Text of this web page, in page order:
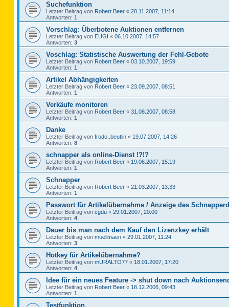
Suchefunktion
Letzter Beitrag von Robert Beer « 20.11.2007, 11:14
Antworten: 1
Vorschlag: Überbotene Auktionen entfernen
Letzter Beitrag von EUGI « 06.10.2007, 14:57
Antworten: 3
Voschlag: Statistische Auswertung der Fehl-Gebote
Letzter Beitrag von Robert Beer « 03.10.2007, 19:59
Antworten: 1
Artikel Abhängigkeiten
Letzter Beitrag von Robert Beer « 23.09.2007, 08:51
Antworten: 1
Verkäufe monitoren
Letzter Beitrag von Robert Beer « 31.08.2007, 08:58
Antworten: 1
Danke
Letzter Beitrag von frodo..beutlin « 19.07.2007, 14:26
Antworten: 8
schnapper als online-Dienst !?!?
Letzter Beitrag von Robert Beer « 19.06.2007, 15:19
Antworten: 1
Schnapper
Letzter Beitrag von Robert Beer « 21.03.2007, 13:33
Antworten: 1
Passwort für Artikelübernahme / Anzeige des
Letzter Beitrag von cgdu « 29.01.2007, 20:00
Antworten: 4
Dauer bis man nach dem Kauf den Lizenzkey erhält
Letzter Beitrag von muellmaen « 29.01.2007, 11:24
Antworten: 3
Hotkey für Artikelübernahme?
Letzter Beitrag von mURALTO77 « 18.01.2007, 17:20
Antworten: 4
Idee für ein neues Feature -> shut down nach
Letzter Beitrag von Robert Beer « 18.12.2006, 09:43
Antworten: 1
Testfunktion